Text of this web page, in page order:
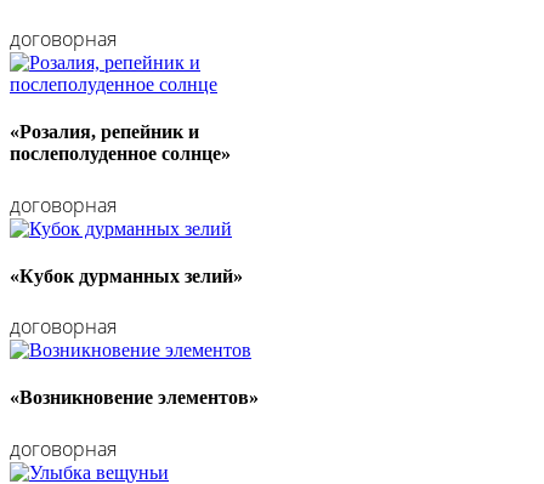
договорная
«Розалия, репейник и
послеполуденное солнце»
договорная
«Кубок дурманных зелий»
договорная
«Возникновение элементов»
договорная